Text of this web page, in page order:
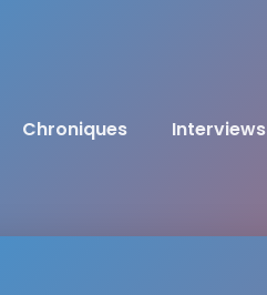
Chroniques Interviews